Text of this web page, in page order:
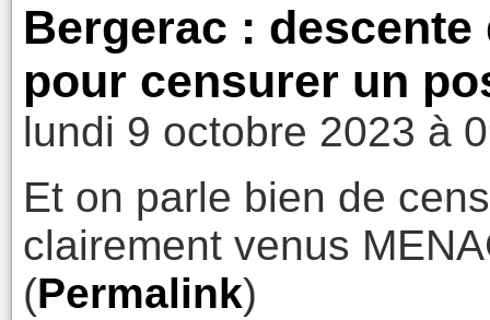
Bergerac :
pour censurer un
lundi 9 octobre 2023 à
Et on parle bien de
clairement venus
(Permalink)